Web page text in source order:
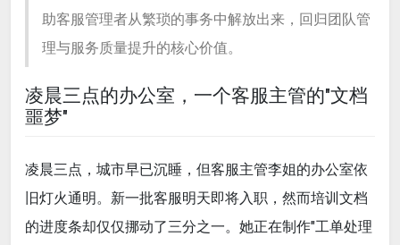
助客服管理者从繁琐的事务中解放出来，回归团队管
理与服务质量提升的核心价值。
凌晨三点的办公室，一个客服主管的"文档
噩梦"
凌晨三点，城市早已沉睡，但客服主管李姐的办公室依
旧灯火通明。新一批客服明天即将入职，然而培训文档
的进度条却仅仅挪动了三分之一。她正在制作"工单处理